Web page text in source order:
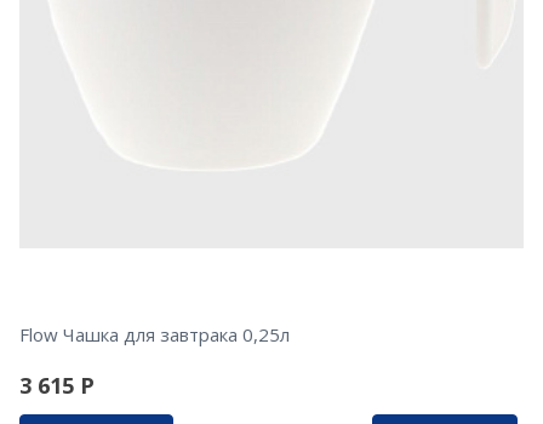
Flow Чашка для завтрака 0,25л
3 615 Р